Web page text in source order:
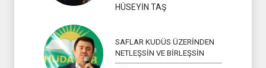
HÜSEYİN TAŞ
SAFLAR KUDÜS ÜZERİNDEN
NETLEŞSİN VE BİRLEŞSİN